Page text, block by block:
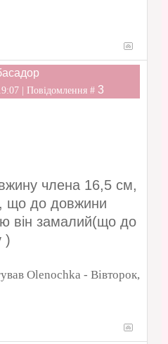
| Повідомлення # 3
члена 16,5 см,
що до довжини
він замалий(що до
)
Olenochka - Вівторок,